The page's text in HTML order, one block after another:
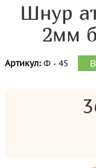
Шнур
2мм
Артикул: Ф - 45